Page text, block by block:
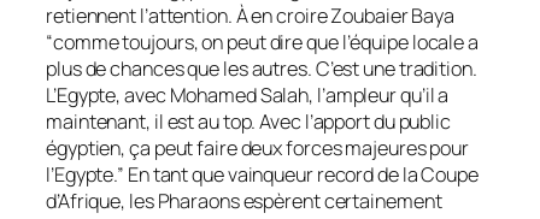
retiennent l’attention. À en croire Zoubaier Baya
“comme toujours, on peut dire que l’équipe locale a
plus de chances que les autres. C’est une tradition.
L’Egypte, avec Mohamed Salah, l’ampleur qu’il a
maintenant, il est au top. Avec l’apport du public
égyptien, ça peut faire deux forces majeures pour
l’Egypte.” En tant que vainqueur record de la Coupe
d’Afrique, les Pharaons espèrent certainement